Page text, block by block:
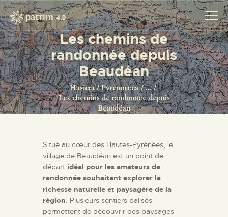
Les chemins de
randonnée depuis
Beaudéan
Hasiera Pyrenoteca
...
Les chemins de randonnée depuis
Beaudéan
HASIERA
PYRENOTECA 4.0
PROIEKTUAK
KONTAKTUA
Situé au cœur des Hautes-Pyrénées, le
village de Beaudéan est un point de
départ idéal pour les amateurs de
randonnée souhaitant explorer la
richesse naturelle et paysagère de la
région. Plusieurs sentiers balisés
permettent de découvrir des paysages